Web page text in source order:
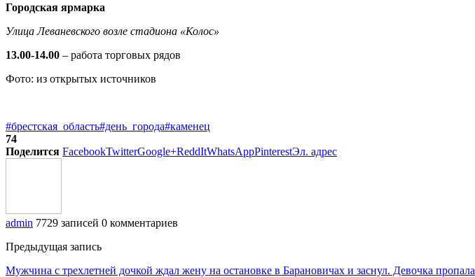
Городская ярмарка
Улица Леваневского возле стадиона «Колос»
13.00-14.00 – работа торговых рядов
Фото: из открытых источников
#брестская_область#день_города#каменец
74
Поделится FacebookTwitterGoogle+ReddItWhatsAppPinterestЭл. адрес
admin 7729 записей 0 комментариев
Предыдущая запись
Мужчина с трехлетней дочкой ждал жену на остановке в Барановичах и заснул. Девочка пропала